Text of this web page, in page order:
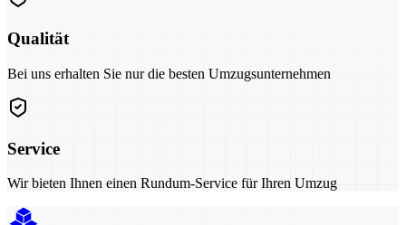
Qualität
Bei uns erhalten Sie nur die besten Umzugsunternehmen
Service
Wir bieten Ihnen einen Rundum-Service für Ihren Umzug